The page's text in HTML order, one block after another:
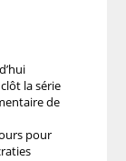
la série
de
pour